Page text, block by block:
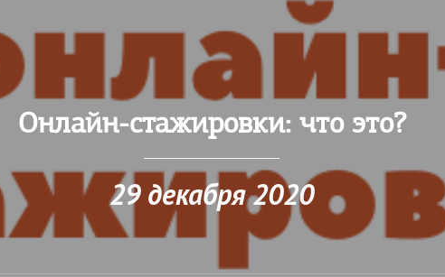
Онлайн-стажировки: что это?
29 декабря 2020